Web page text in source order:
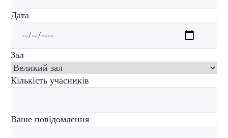
Дата
Зал
Кількість учасників
Ваше повідомлення